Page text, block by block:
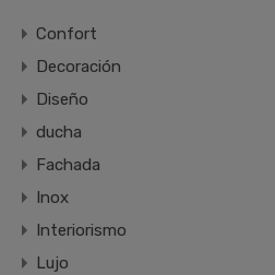
Confort
Decoración
Diseño
ducha
Fachada
Inox
Interiorismo
Lujo